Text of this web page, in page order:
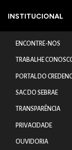
INSTITUCIONAL
ENCONTRE-NOS
TRABALHE
PORTAL DO
SAC DO SEBRAE
TRANSPARÊNCIA
PRIVACIDADE
OUVIDORIA